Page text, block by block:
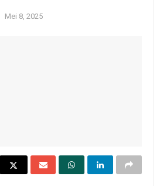
Mei 8, 2025